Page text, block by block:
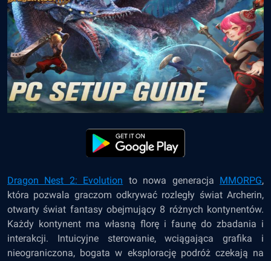
Dragon Nest 2: Evolution to nowa generacja MMORPG,
która pozwala graczom odkrywać rozległy świat Archerin,
otwarty świat fantasy obejmujący 8 różnych kontynentów.
Każdy kontynent ma własną florę i faunę do zbadania i
interakcji. Intuicyjne sterowanie, wciągająca grafika i
nieograniczona, bogata w eksplorację podróż czekają na